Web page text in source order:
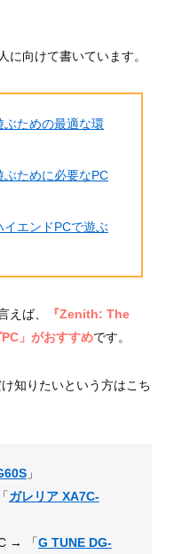
に向けて書いています。
ぶための最適な環
ぶために必要なPC
イエンドPCで遊ぶ
えば、
『Zenith: The
」がおすすめです。
知りたいという方はこち
」
ガレリア XA7C-
→ 「G TUNE DG-